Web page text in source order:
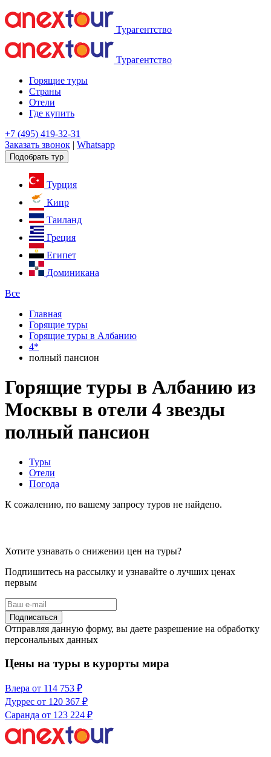
Турагентство
Турагентство
Горящие туры
Страны
Отели
Где купить
+7 (495) 419-32-31
Заказать звонок | Whatsapp
Подобрать тур
Турция
Кипр
Таиланд
Греция
Египет
Доминикана
Все
Главная
Горящие туры
Горящие туры в Албанию
4*
полный пансион
Горящие туры в Албанию из
Москвы в отели 4 звезды
полный пансион
Туры
Отели
Погода
К сожалению, по вашему запросу туров не найдено.
Хотите узнавать о снижении цен на туры?
Подпишитесь на рассылку и узнавайте о лучших ценах
первым
Подписаться
Отправляя данную форму, вы даете разрешение на обработку
персональных данных
Цены на туры в курорты мира
Влера от 114 753 ₽
Дуррес от 120 367 ₽
Саранда от 123 224 ₽